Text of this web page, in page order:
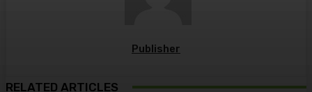
Publisher
RELATED ARTICLES